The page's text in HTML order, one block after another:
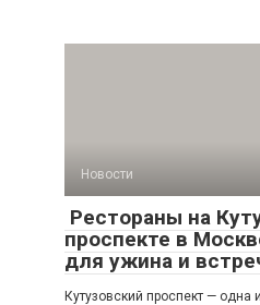
Новости
Рестораны на
проспекте в
для ужина и
Кутузовский проспект — одна